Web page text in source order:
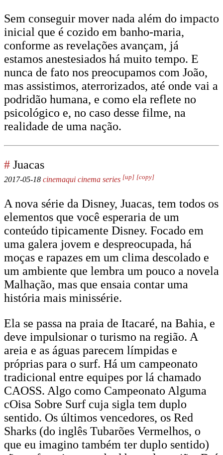
Sem conseguir mover nada além do impacto
inicial que é cozido em banho-maria,
conforme as revelações avançam, já
estamos anestesiados há muito tempo. E
nunca de fato nos preocupamos com João,
mas assistimos, aterrorizados, até onde vai a
podridão humana, e como ela reflete no
psicológico e, no caso desse filme, na
realidade de uma nação.
# Juacas
2017-05-18 cinemaqui cinema series [up] [copy]
A nova série da Disney, Juacas, tem todos os
elementos que você esperaria de um
conteúdo tipicamente Disney. Focado em
uma galera jovem e despreocupada, há
moças e rapazes em um clima descolado e
um ambiente que lembra um pouco a novela
Malhação, mas que ensaia contar uma
história mais minissérie.
Ela se passa na praia de Itacaré, na Bahia, e
deve impulsionar o turismo na região. A
areia e as águas parecem límpidas e
próprias para o surf. Há um campeonato
tradicional entre equipes por lá chamado
CAOSS. Algo como Campeonato Alguma
cOisa Sobre Surf cuja sigla tem duplo
sentido. Os últimos vencedores, os Red
Sharks (do inglês Tubarões Vermelhos, o
que eu imagino também ter duplo sentido)